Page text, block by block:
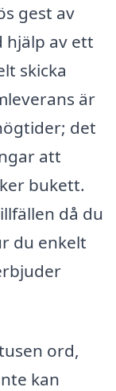
gest av
hjälp av ett
skicka
är
det
att
bukett.
då du
du enkelt
ord,
kan